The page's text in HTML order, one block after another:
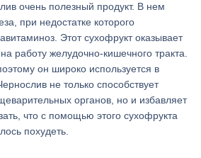
очень полезный продукт. В нем
при недостатке которого
Этот сухофрукт оказывает
работу желудочно-кишечного тракта.
он широко используется в
не только способствует
органов, но и избавляет
что с помощью этого сухофрукта
похудеть.